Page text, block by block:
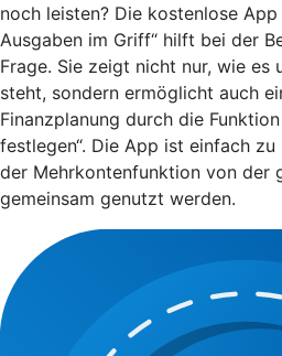
noch leisten? Die kostenlose App
Ausgaben im Griff“ hilft bei der
Frage. Sie zeigt nicht nur, wie es
steht, sondern ermöglicht auch
Finanzplanung durch die
festlegen“. Die App ist einfach
der Mehrkontenfunktion von der
gemeinsam genutzt werden.